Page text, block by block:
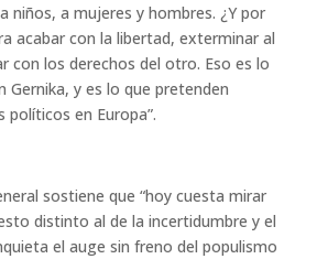
niños, a mujeres y hombres. ¿Y por
acabar con la libertad, exterminar al
con los derechos del otro. Eso es lo
Gernika, y es lo que pretenden
en Europa”.
sostiene que “hoy cuesta mirar
distinto al de la incertidumbre y el
el auge sin freno del populismo